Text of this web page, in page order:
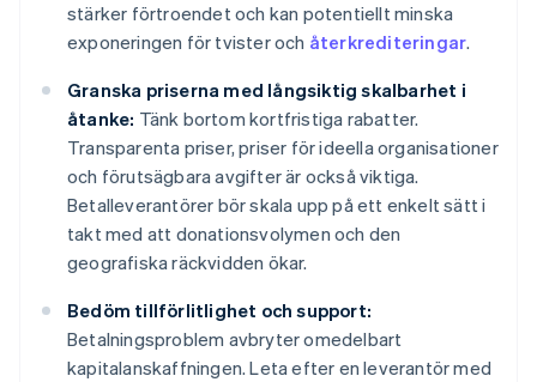
stärker förtroendet och kan potentiellt minska
exponeringen för tvister och återkrediteringar.
Granska priserna med långsiktig skalbarhet i
åtanke: Tänk bortom kortfristiga rabatter.
Transparenta priser, priser för ideella organisationer
och förutsägbara avgifter är också viktiga.
Betalleverantörer bör skala upp på ett enkelt sätt i
takt med att donationsvolymen och den
geografiska räckvidden ökar.
Bedöm tillförlitlighet och support:
Betalningsproblem avbryter omedelbart
kapitalanskaffningen. Leta efter en leverantör med